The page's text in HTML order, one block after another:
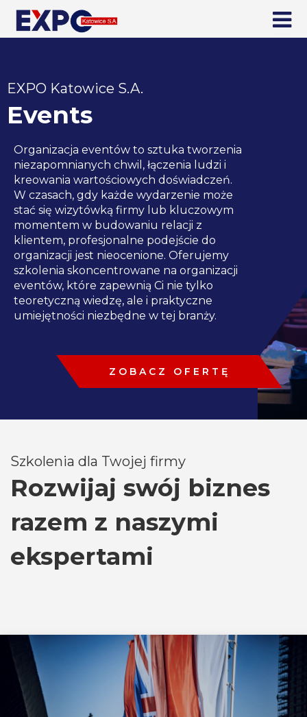
EXPO Katowice S.A.
Events
Organizacja eventów to sztuka tworzenia
niezapomnianych chwil, łączenia ludzi i
kreowania wartościowych doświadczeń.
W czasach, gdy każde wydarzenie może
stać się wizytówką firmy lub kluczowym
momentem w budowaniu relacji z
klientem, profesjonalne podejście do
organizacji jest nieocenione. Oferujemy
szkolenia skoncentrowane na organizacji
eventów, które zapewnią Ci nie tylko
teoretyczną wiedzę, ale i praktyczne
umiejętności niezbędne w tej branży.
ZOBACZ OFERTĘ
Szkolenia dla Twojej firmy
Rozwijaj swój biznes
razem z naszymi
ekspertami